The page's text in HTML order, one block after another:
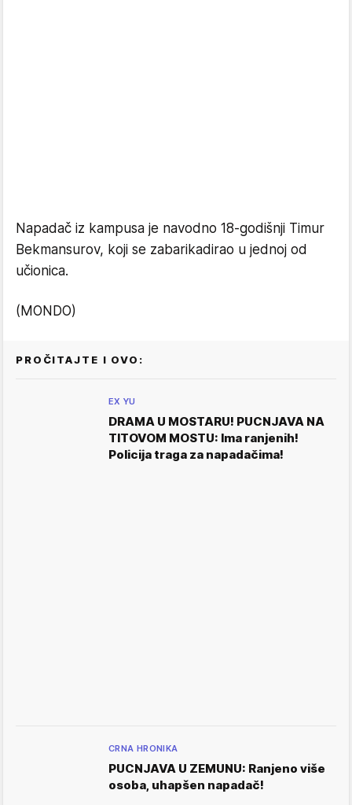
Napadač iz kampusa je navodno 18-godišnji Timur
Bekmansurov, koji se zabarikadirao u jednoj od
učionica.
(MONDO)
PROČITAJTE I OVO:
EX YU
DRAMA U MOSTARU! PUCNJAVA NA
TITOVOM MOSTU: Ima ranjenih!
Policija traga za napadačima!
CRNA HRONIKA
PUCNJAVA U ZEMUNU: Ranjeno više
osoba, uhapšen napadač!